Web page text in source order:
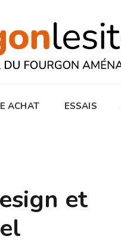
ACHAT ESSAIS
et